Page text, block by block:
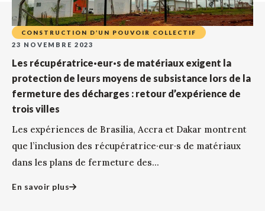
CONSTRUCTION D’UN POUVOIR COLLECTIF
23 NOVEMBRE 2023
Les récupératrice·eur·s de matériaux exigent la
protection de leurs moyens de subsistance lors de la
fermeture des décharges : retour d’expérience de
trois villes
Les expériences de Brasilia, Accra et Dakar montrent
que l’inclusion des récupératrice·eur·s de matériaux
dans les plans de fermeture des...
En savoir plus